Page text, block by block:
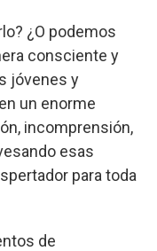
¿O podemos
consciente y
jóvenes y
un enorme
incomprensión,
esas
para toda
de